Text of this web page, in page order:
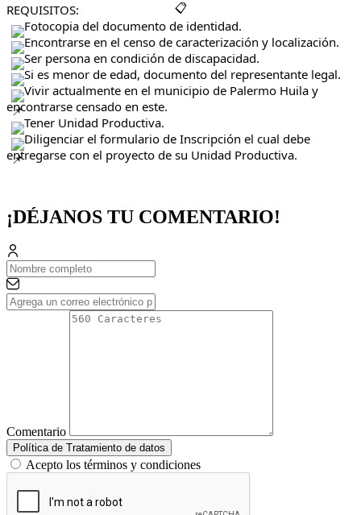
REQUISITOS:
Fotocopia del documento de identidad.
Encontrarse en el censo de caracterización y localización.
Ser persona en condición de discapacidad.
Si es menor de edad, documento del representante legal.
Vivir actualmente en el municipio de Palermo Huila y
encontrarse censado en este.
Tener Unidad Productiva.
Diligenciar el formulario de Inscripción el cual debe
entregarse con el proyecto de su Unidad Productiva.
¡DÉJANOS TU COMENTARIO!
Comentario
Política de Tratamiento de datos
Acepto los términos y condiciones